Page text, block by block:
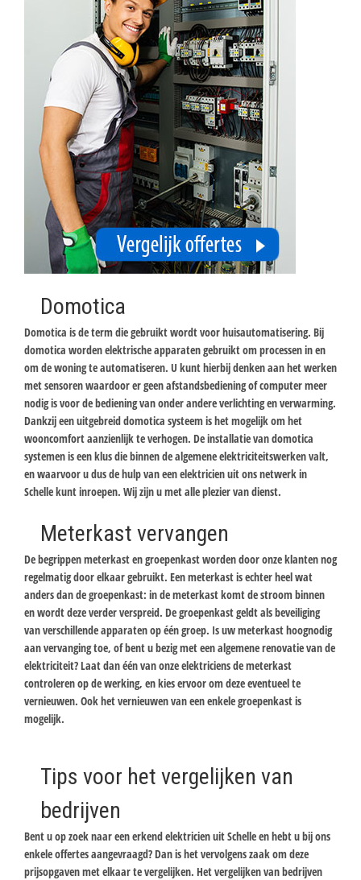
Domotica
Domotica is de term die gebruikt wordt voor huisautomatisering. Bij
domotica worden elektrische apparaten gebruikt om processen in en
om de woning te automatiseren. U kunt hierbij denken aan het werken
met sensoren waardoor er geen afstandsbediening of computer meer
nodig is voor de bediening van onder andere verlichting en verwarming.
Dankzij een uitgebreid domotica systeem is het mogelijk om het
wooncomfort aanzienlijk te verhogen. De installatie van domotica
systemen is een klus die binnen de algemene elektriciteitswerken valt,
en waarvoor u dus de hulp van een elektricien uit ons netwerk in
Schelle kunt inroepen. Wij zijn u met alle plezier van dienst.
Meterkast vervangen
De begrippen meterkast en groepenkast worden door onze klanten nog
regelmatig door elkaar gebruikt. Een meterkast is echter heel wat
anders dan de groepenkast: in de meterkast komt de stroom binnen
en wordt deze verder verspreid. De groepenkast geldt als beveiliging
van verschillende apparaten op één groep. Is uw meterkast hoognodig
aan vervanging toe, of bent u bezig met een algemene renovatie van de
elektriciteit? Laat dan één van onze elektriciens de meterkast
controleren op de werking, en kies ervoor om deze eventueel te
vernieuwen. Ook het vernieuwen van een enkele groepenkast is
mogelijk.
Tips voor het vergelijken van
bedrijven
Bent u op zoek naar een erkend elektricien uit Schelle en hebt u bij ons
enkele offertes aangevraagd? Dan is het vervolgens zaak om deze
prijsopgaven met elkaar te vergelijken. Het vergelijken van bedrijven